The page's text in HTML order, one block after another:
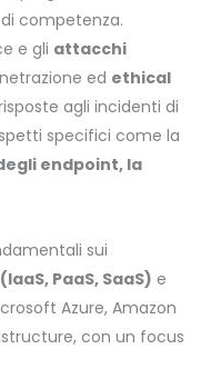
competenza.
e gli attacchi
ed ethical
agli incidenti di
specifici come la
endpoint, la
sui
PaaS, SaaS) e
Azure, Amazon
con un focus